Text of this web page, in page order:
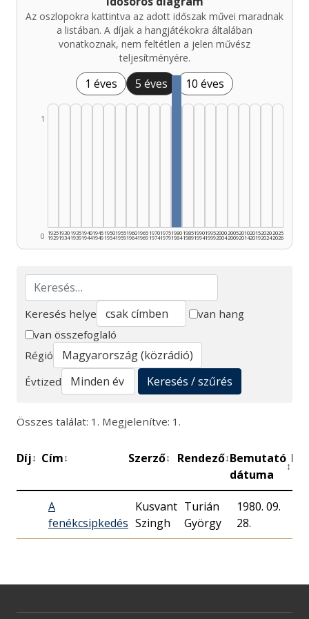
Az oszlopokra kattintva az adott időszak művei maradnak
a listában. A díjak a hangjátékokra általában
vonatkoznak, nem feltétlen a jelen művész
teljesítményére.
1 éves 5 éves 10 éves
0
1
1925
1929
1930
1934
1935
1939
1940
1944
1945
1949
1950
1954
1955
1959
1960
1964
1965
1969
1970
1974
1975
1979
1980
1984
1985
1989
1990
1994
1995
1999
2000
2004
2005
2009
2010
2014
2015
2019
2020
2024
2025
2026
Keresés
Keresés helye
van hang
van összefoglaló
Régió
Évtized
Keresés / szűrés
Összes találat: 1. Megjelenítve: 1.
Díj↕ Cím↕ Szerző↕ Rendező↕Bemutató
dátuma
↕
A
fenékcsipkedés
Kusvant
Szingh
Turián
György
1980. 09.
28.